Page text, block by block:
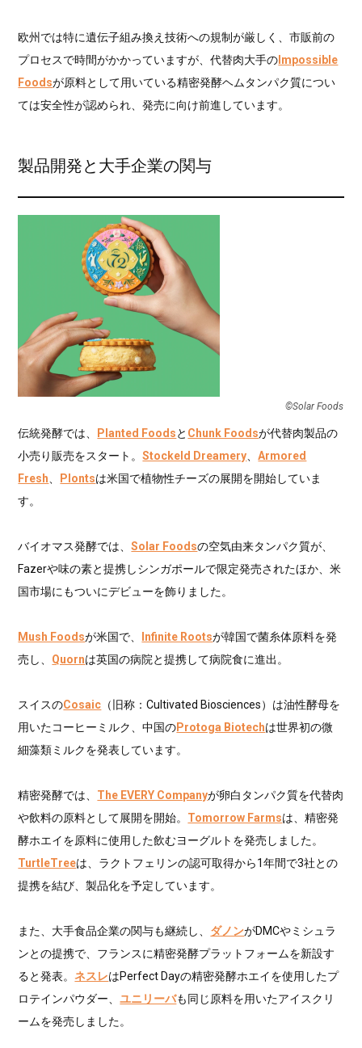
欧州では特に遺伝子組み換え技術への規制が厳しく、市販前の
プロセスで時間がかかっていますが、代替肉大手の Impossible
Foodsが原料として用いている精密発酵ヘムタンパク質につい
ては安全性が認められ、発売に向け前進しています。
製品開発と大手企業の関与
©︎Solar Foods
伝統発酵では、 Planted Foodsと Chunk Foodsが代替肉製品の
小売り販売をスタート。Stockeld Dreamery、Armored
Fresh、 Plontsは米国で植物性チーズの展開を開始していま
す。
バイオマス発酵では、Solar Foodsの空気由来タンパク質が、
Fazerや味の素と提携しシンガポールで限定発売されたほか、米
国市場にもついにデビューを飾りました。
Mush Foodsが米国で、 Infinite Rootsが韓国で菌糸体原料を発
売し、 Quornは英国の病院と提携して病院食に進出。
スイスのCosaic （旧称：Cultivated Biosciences）は油性酵母を
用いたコーヒーミルク、中国のProtoga Biotechは世界初の微
細藻類ミルクを発表しています。
精密発酵では、 The EVERY Companyが卵白タンパク質を代替肉
や飲料の原料として展開を開始。 Tomorrow Farmsは、精密発
酵ホエイを原料に使用した飲むヨーグルトを発売しました。
TurtleTreeは、ラクトフェリンの認可取得から1年間で3社との
提携を結び、製品化を予定しています。
また、大手食品企業の関与も継続し、 ダノンがDMCやミシュラ
ンとの提携で、フランスに精密発酵プラットフォームを新設す
ると発表。ネスレはPerfect Dayの精密発酵ホエイを使用したプ
ロテインパウダー、ユニリーバも同じ原料を用いたアイスクリ
ームを発売しました。